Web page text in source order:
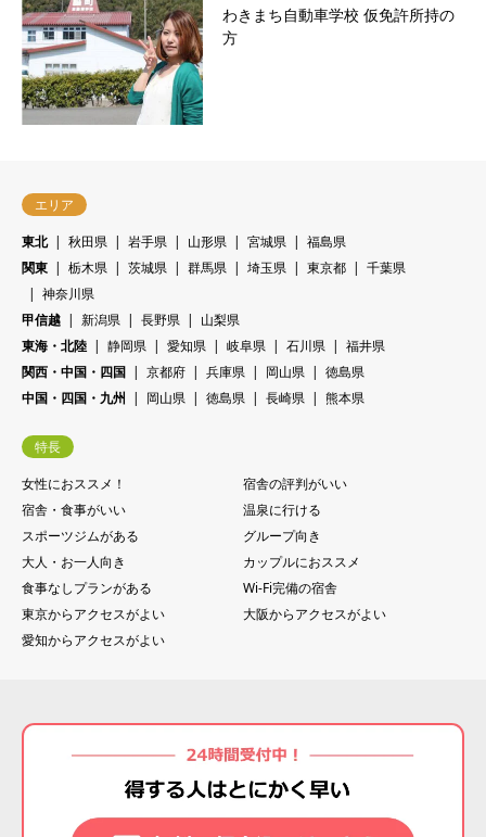
わきまち自動車学校 仮免許所持の
方
エリア
東北
秋田県 岩手県 山形県 宮城県
福島県
関東
栃木県 茨城県 群馬県 埼玉県 東京都
千葉県
神奈川県
甲信越
新潟県 長野県
山梨県
東海・北陸
静岡県 愛知県 岐阜県 石川県
福井県
関西・中国・四国
京都府 兵庫県 岡山県
徳島県
中国・四国・九州
岡山県 徳島県 長崎県 熊本県
特長
女性におススメ！
宿舎の評判がいい
宿舎・食事がいい
温泉に行ける
スポーツジムがある
グループ向き
大人・お一人向き
カップルにおススメ
食事なしプランがある
Wi-Fi完備の宿舎
東京からアクセスがよい
大阪からアクセスがよい
愛知からアクセスがよい